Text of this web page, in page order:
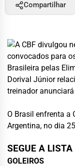
Compartilhar
A CBF divulgou
convocados para
Brasileira pelas
Dorival Júnior
treinador
O Brasil enfrenta a
Argentina, no dia
SEGUE A LISTA
GOLEIROS